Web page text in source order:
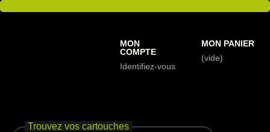
MON
COMPTE
Identifiez-vous
MON PANIER
(vide)
Trouvez vos cartouches